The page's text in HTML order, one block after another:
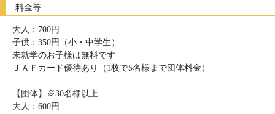
料金等
大人：700円
子供：350円（小・中学生）
未就学のお子様は無料です
ＪＡＦカード優待あり（1枚で5名様まで団体料金）
【団体】※30名様以上
大人：600円